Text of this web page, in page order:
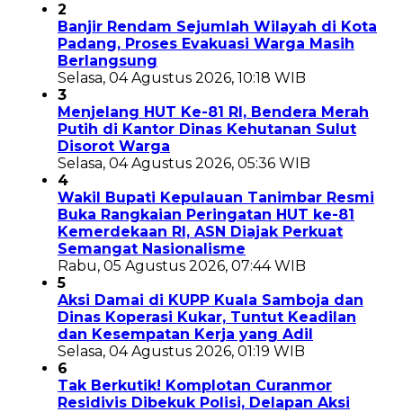
2
Banjir Rendam Sejumlah Wilayah di Kota
Padang, Proses Evakuasi Warga Masih
Berlangsung
Selasa, 04 Agustus 2026, 10:18 WIB
3
Menjelang HUT Ke-81 RI, Bendera Merah
Putih di Kantor Dinas Kehutanan Sulut
Disorot Warga
Selasa, 04 Agustus 2026, 05:36 WIB
4
Wakil Bupati Kepulauan Tanimbar Resmi
Buka Rangkaian Peringatan HUT ke-81
Kemerdekaan RI, ASN Diajak Perkuat
Semangat Nasionalisme
Rabu, 05 Agustus 2026, 07:44 WIB
5
Aksi Damai di KUPP Kuala Samboja dan
Dinas Koperasi Kukar, Tuntut Keadilan
dan Kesempatan Kerja yang Adil
Selasa, 04 Agustus 2026, 01:19 WIB
6
Tak Berkutik! Komplotan Curanmor
Residivis Dibekuk Polisi, Delapan Aksi